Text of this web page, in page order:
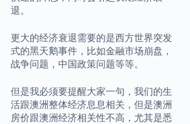
退。
更大的经济衰退需要的是西方世界突发
式的黑天鹅事件，比如金融市场崩盘，
战争问题，中国政策问题等等。
但是我必须要提醒大家一句，我们的生
活跟澳洲整体经济息息相关，但是澳洲
房价跟澳洲经济相关性不高，尤其是悉